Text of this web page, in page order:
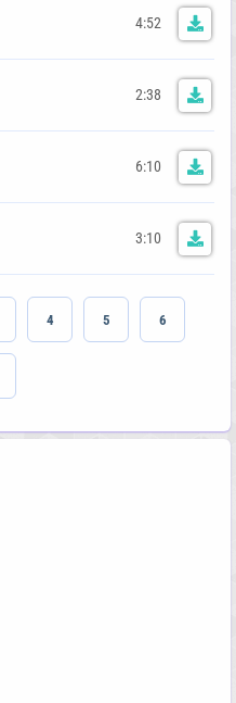
4:52
2:38
6:10
3:10
4 5 6